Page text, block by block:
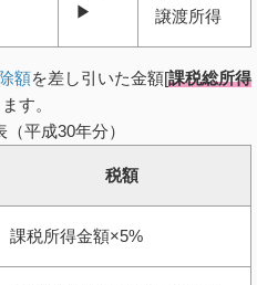
▶︎
譲渡所得
額を差し引いた金額[課税総所得
す。
平成30年分）
税額
課税所得金額×5%